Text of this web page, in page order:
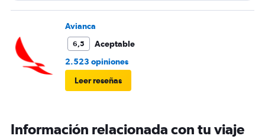
Avianca
6,5
Aceptable
2.523 opiniones
Leer reseñas
Información relacionada con tu viaje